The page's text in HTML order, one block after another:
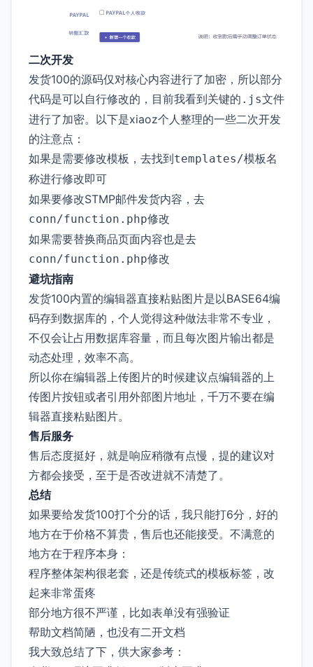
二次开发
发货100的源码仅对核心内容进行了加密，所以部分
代码是可以自行修改的，目前我看到关键的 .js文件
进行了加密。以下是xiaoz个人整理的一些二次开发
的注意点：
如果是需要修改模板，去找到templates/模板名
称进行修改即可
如果要修改STMP邮件发货内容，去
conn/function.php修改
如果需要替换商品页面内容也是去
conn/function.php修改
避坑指南
发货100内置的编辑器直接粘贴图片是以BASE64编
码存到数据库的，个人觉得这种做法非常不专业，
不仅会让占用数据库容量，而且每次图片输出都是
动态处理，效率不高。
所以你在编辑器上传图片的时候建议点编辑器的上
传图片按钮或者引用外部图片地址，千万不要在编
辑器直接粘贴图片。
售后服务
售后态度挺好，就是响应稍微有点慢，提的建议对
方都会接受，至于是否改进就不清楚了。
总结
如果要给发货100打个分的话，我只能打6分，好的
地方在于价格不算贵，售后也还能接受。不满意的
地方在于程序本身：
程序整体架构很老套，还是传统式的模板标签，改
起来非常蛋疼
部分地方很不严谨，比如表单没有强验证
帮助文档简陋，也没有二开文档
我大致总结了下，供大家参考：